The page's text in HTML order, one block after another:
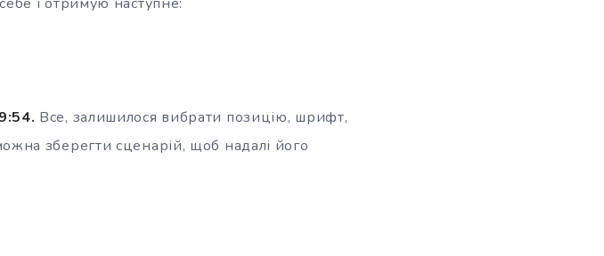
Все, залишилося вибрати позицію, шрифт,
зберегти сценарій, щоб надалі його